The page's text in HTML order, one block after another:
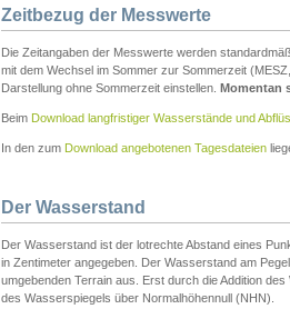
Zeitbezug der Messwerte
Die Zeitangaben der Messwerte werden
mit dem Wechsel im Sommer zur Sommerzeit
Darstellung ohne Sommerzeit einstellen. Momentan
Beim Download langfristiger Wasserstände und
In den zum Download angebotenen Tagesdateien
Der Wasserstand
Der Wasserstand ist der lotrechte Abstand eines
in Zentimeter angegeben. Der Wasserstand am
umgebenden Terrain aus. Erst durch die Addition
des Wasserspiegels über Normalhöhennull (NHN).